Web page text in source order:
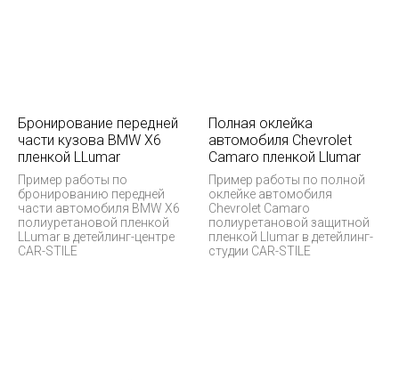
Бронирование передней
части кузова BMW X6
пленкой LLumar
Пример работы по
бронированию передней
части автомобиля BMW X6
полиуретановой пленкой
LLumar в детейлинг-центре
CAR-STILE
Полная оклейка
автомобиля Chevrolet
Camaro пленкой Llumar
Пример работы по полной
оклейке автомобиля
Chevrolet Camaro
полиуретановой защитной
пленкой Llumar в детейлинг-
студии CAR-STILE